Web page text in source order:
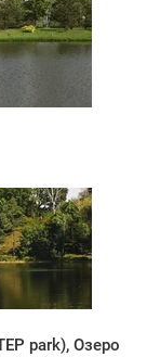
park), Озеро